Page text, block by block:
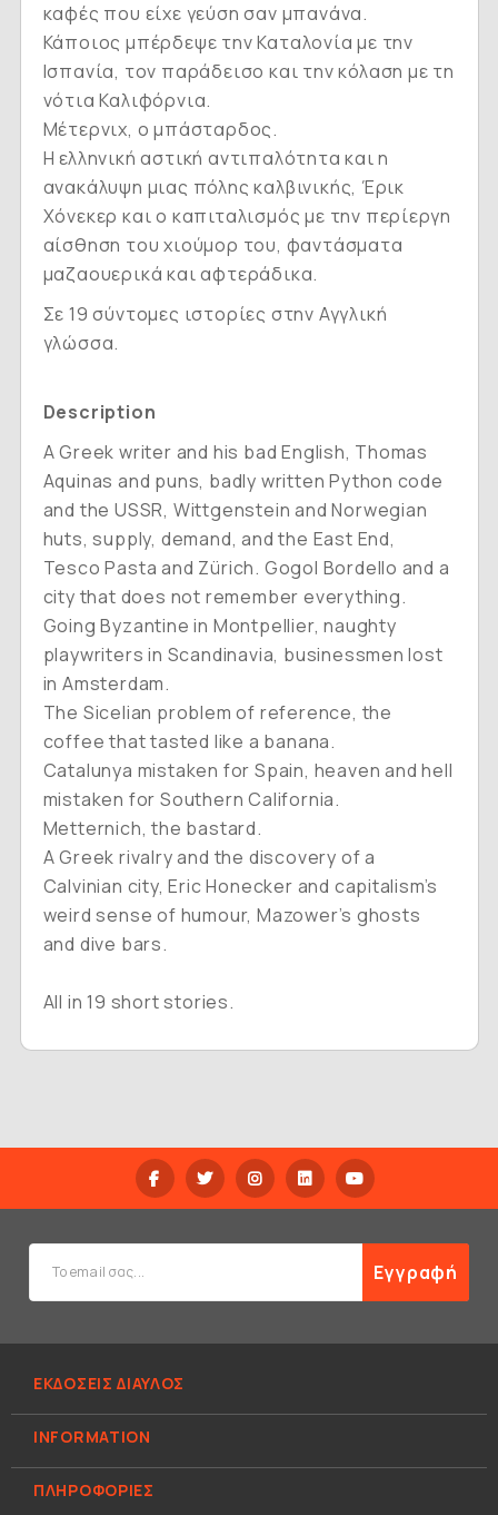
καφές που είχε γεύση σαν μπανάνα.
Κάποιος μπέρδεψε την Καταλονία με την
Ισπανία, τον παράδεισο και την κόλαση με τη
νότια Καλιφόρνια.
Μέτερνιχ, ο μπάσταρδος.
Η ελληνική αστική αντιπαλότητα και η
ανακάλυψη μιας πόλης καλβινικής, Έρικ
Χόνεκερ και ο καπιταλισμός με την περίεργη
αίσθηση του χιούμορ του, φαντάσματα
μαζαουερικά και αφτεράδικα.
Σε 19 σύντομες ιστορίες στην Αγγλική
γλώσσα.
Description
A Greek writer and his bad English, Thomas
Aquinas and puns, badly written Python code
and the USSR, Wittgenstein and Norwegian
huts, supply, demand, and the East End,
Tesco Pasta and Zürich. Gogol Bordello and a
city that does not remember everything.
Going Byzantine in Montpellier, naughty
playwriters in Scandinavia, businessmen lost
in Amsterdam.
The Sicelian problem of reference, the
coffee that tasted like a banana.
Catalunya mistaken for Spain, heaven and hell
mistaken for Southern California.
Metternich, the bastard.
Α Greek rivalry and the discovery of a
Calvinian city, Eric Honecker and capitalism’s
weird sense of humour, Mazower’s ghosts
and dive bars.
All in 19 short stories.
Εγγραφή
ΕΚΔΟΣΕΙΣ ΔΙΑΥΛΟΣ
INFORMATION
ΠΛΗΡΟΦΟΡΊΕΣ